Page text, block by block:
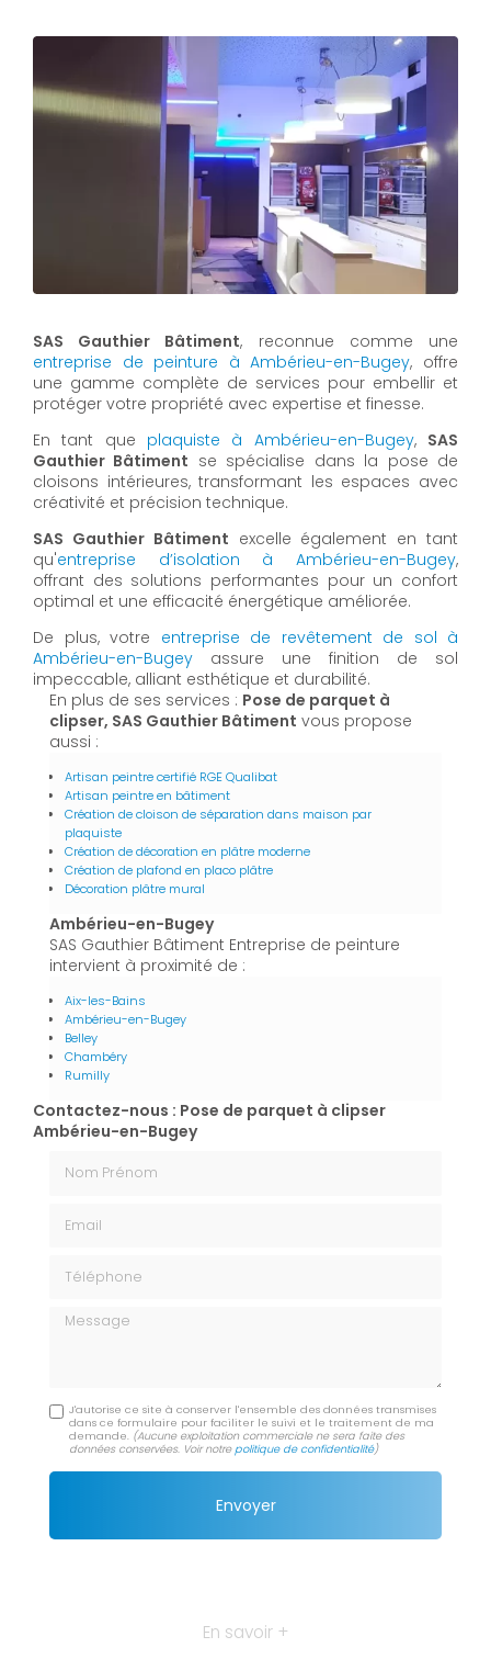
SAS Gauthier Bâtiment, reconnue comme une
entreprise de peinture à Ambérieu-en-Bugey, offre
une gamme complète de services pour embellir et
protéger votre propriété avec expertise et finesse.
En tant que plaquiste à Ambérieu-en-Bugey, SAS
Gauthier Bâtiment se spécialise dans la pose de
cloisons intérieures, transformant les espaces avec
créativité et précision technique.
SAS Gauthier Bâtiment excelle également en tant
qu'entreprise d’isolation à Ambérieu-en-Bugey,
offrant des solutions performantes pour un confort
optimal et une efficacité énergétique améliorée.
De plus, votre entreprise de revêtement de sol à
Ambérieu-en-Bugey assure une finition de sol
impeccable, alliant esthétique et durabilité.
En plus de ses services : Pose de parquet à
clipser, SAS Gauthier Bâtiment vous propose
aussi :
Artisan peintre certifié RGE Qualibat
Artisan peintre en bâtiment
Création de cloison de séparation dans maison par
plaquiste
Création de décoration en plâtre moderne
Création de plafond en placo plâtre
Décoration plâtre mural
Ambérieu-en-Bugey
SAS Gauthier Bâtiment Entreprise de peinture
intervient à proximité de :
Aix-les-Bains
Ambérieu-en-Bugey
Belley
Chambéry
Rumilly
Contactez-nous : Pose de parquet à clipser
Ambérieu-en-Bugey
Message
J'autorise ce site à conserver l'ensemble des données transmises
dans ce formulaire pour faciliter le suivi et le traitement de ma
demande. (Aucune exploitation commerciale ne sera faite des
données conservées. Voir notrepolitique de confidentialité)
En savoir +